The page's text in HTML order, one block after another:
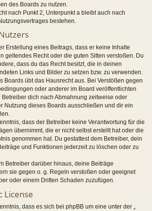
des Boards zu nutzen.
nach Punkt 2, Unterpunkt a bleibt auch nach
bestehen.
Erstellung eines Beitrags, dass er keine Inhalte
geltendes Recht oder die guten Sitten verstoßen. Du
dass du das Recht besitzt, die in deinen
Links und Bilder zu setzen bzw. zu verwenden.
Boards übt das Hausrecht aus. Bei Verstößen gegen
oder anderer im Board veröffentlichten
Betreiber dich nach Abmahnung zeitweise oder
Nutzung dieses Boards ausschließen und dir ein
dass der Betreiber keine Verantwortung für die
übernimmt, die er nicht selbst erstellt hat oder die
genommen hat. Du gestattest dem Betreiber, dein
und Funktionen jederzeit zu löschen oder zu
Betreiber darüber hinaus, deine Beiträge
sie gegen o. g. Regeln verstoßen oder geeignet
oder einem Dritten Schaden zuzufügen.
License
dass es sich bei phpBB um eine unter der „